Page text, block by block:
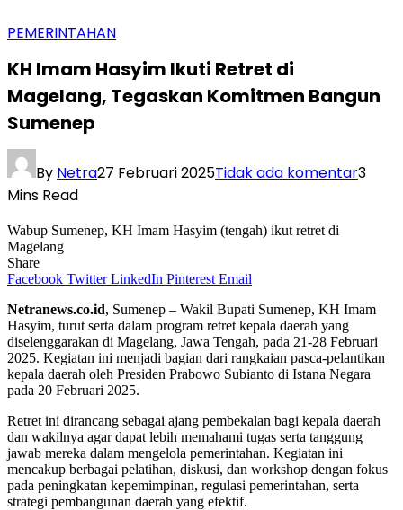
PEMERINTAHAN
KH Imam Hasyim Ikuti Retret di
Magelang, Tegaskan Komitmen Bangun
Sumenep
By Netra27 Februari 2025Tidak ada komentar3
Mins Read
Wabup Sumenep, KH Imam Hasyim (tengah) ikut retret di
Magelang
Share
Facebook Twitter LinkedIn Pinterest Email
Netranews.co.id, Sumenep – Wakil Bupati Sumenep, KH Imam
Hasyim, turut serta dalam program retret kepala daerah yang
diselenggarakan di Magelang, Jawa Tengah, pada 21-28 Februari
2025. Kegiatan ini menjadi bagian dari rangkaian pasca-pelantikan
kepala daerah oleh Presiden Prabowo Subianto di Istana Negara
pada 20 Februari 2025.
Retret ini dirancang sebagai ajang pembekalan bagi kepala daerah
dan wakilnya agar dapat lebih memahami tugas serta tanggung
jawab mereka dalam mengelola pemerintahan. Kegiatan ini
mencakup berbagai pelatihan, diskusi, dan workshop dengan fokus
pada peningkatan kepemimpinan, regulasi pemerintahan, serta
strategi pembangunan daerah yang efektif.